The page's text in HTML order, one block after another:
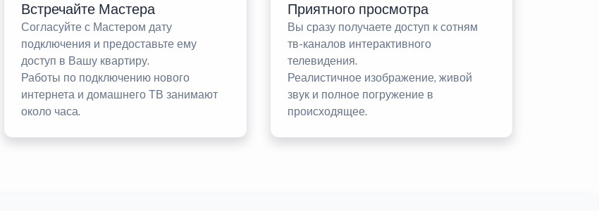
Встречайте Мастера
Согласуйте с Мастером дату
подключения и предоставьте ему
доступ в Вашу квартиру.
Работы по подключению нового
интернета и домашнего ТВ занимают
около часа.
Приятного просмотра
Вы сразу получаете доступ к сотням
тв-каналов интерактивного
телевидения.
Реалистичное изображение, живой
звук и полное погружение в
происходящее.